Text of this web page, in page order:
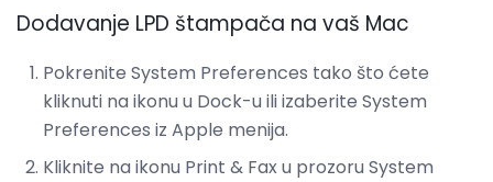
Dodavanje LPD štampača na vaš Mac
Pokrenite System Preferences tako što ćete
kliknuti na ikonu u Dock-u ili izaberite System
Preferences iz Apple menija.
Kliknite na ikonu Print & Fax u prozoru System